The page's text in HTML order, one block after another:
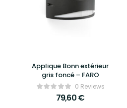
Applique Bonn extérieur
gris foncé – FARO
0 Reviews
79,60€